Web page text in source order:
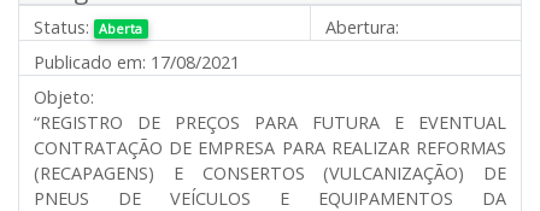
Status: Aberta
Abertura:
Publicado em: 17/08/2021
Objeto:
“REGISTRO DE PREÇOS PARA FUTURA E EVENTUAL
CONTRATAÇÃO DE EMPRESA PARA REALIZAR REFORMAS
(RECAPAGENS) E CONSERTOS (VULCANIZAÇÃO) DE
PNEUS DE VEÍCULOS E EQUIPAMENTOS DA